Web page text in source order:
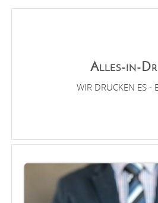
Alles-in-
WIR DRUCKEN ES -